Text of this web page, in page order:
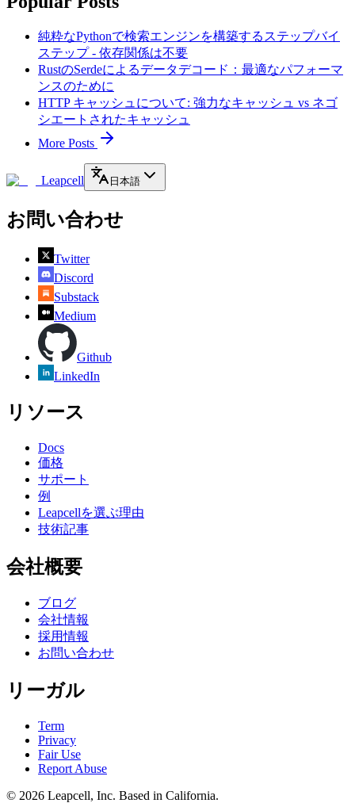
純粋なPythonで検索エンジンを構築するステップバイ
ステップ - 依存関係は不要
RustのSerdeによるデータデコード：最適なパフォーマ
ンスのために
HTTP キャッシュについて: 強力なキャッシュ vs ネゴ
シエートされたキャッシュ
More Posts
Leapcell 日本語
お問い合わせ
Twitter
Discord
Substack
Medium
Github
LinkedIn
リソース
Docs
価格
サポート
例
Leapcellを選ぶ理由
技術記事
会社概要
ブログ
会社情報
採用情報
お問い合わせ
リーガル
Term
Privacy
Fair Use
Report Abuse
© 2026 Leapcell, Inc. Based in California.